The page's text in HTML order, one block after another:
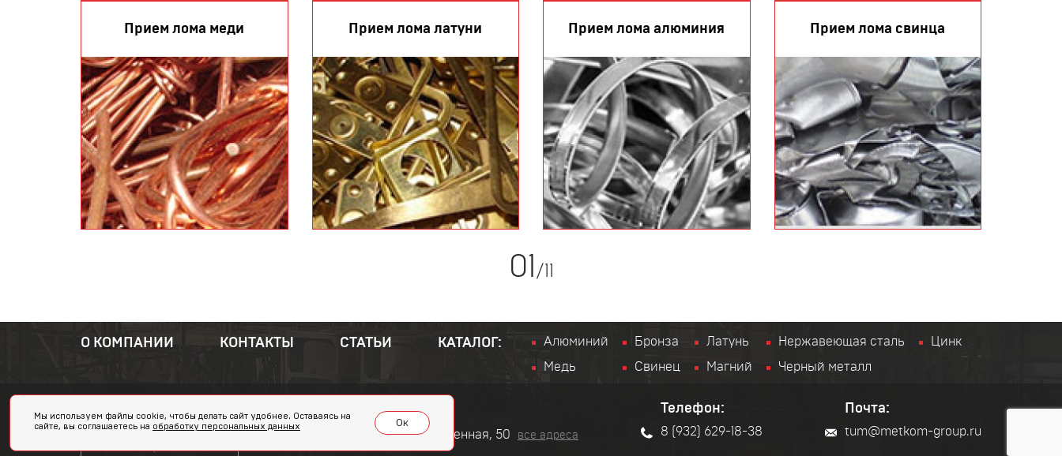
Прием лома меди Прием лома латуни Прием лома алюминия Прием лома свинца
01 /
О КОМПАНИИ КОНТАКТЫ СТАТЬИ КАТАЛОГ: Алюминий Бронза Латунь Нержавеющая сталь
Цинк
Медь
Свинец Магний Черный металл
Тюмень, ул. Производственная, 50 все адреса
Телефон:
8 (932) 629-18-38
Почта:
tum@metkom-group.ru
Мы используем файлы cookie, чтобы делать сайт удобнее. Оставаясь на
сайте, вы соглашаетесь на обработку персональных данных Ок